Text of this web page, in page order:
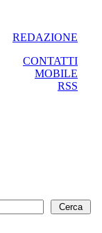
REDAZIONE
CONTATTI
MOBILE
RSS